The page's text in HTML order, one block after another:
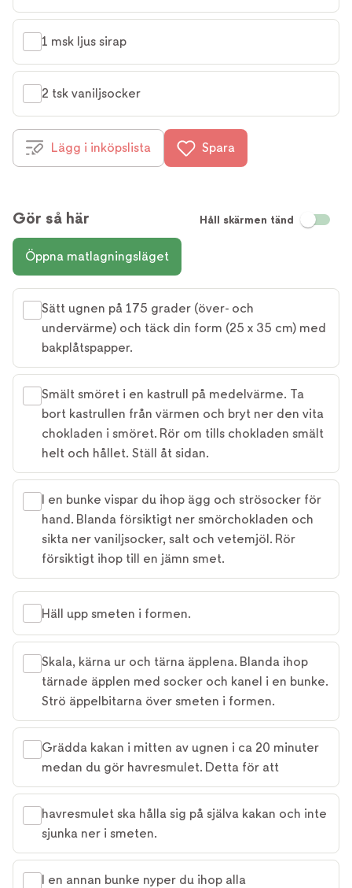
1 msk ljus sirap
2 tsk vaniljsocker
Lägg i inköpslista Spara
Gör så här Håll skärmen tänd
Öppna matlagningsläget
Sätt ugnen på 175 grader (över- och
undervärme) och täck din form (25 x 35 cm) med
bakplåtspapper.
Smält smöret i en kastrull på medelvärme. Ta
bort kastrullen från värmen och bryt ner den vita
chokladen i smöret. Rör om tills chokladen smält
helt och hållet. Ställ åt sidan.
I en bunke vispar du ihop ägg och strösocker för
hand. Blanda försiktigt ner smörchokladen och
sikta ner vaniljsocker, salt och vetemjöl. Rör
försiktigt ihop till en jämn smet.
Häll upp smeten i formen.
Skala, kärna ur och tärna äpplena. Blanda ihop
tärnade äpplen med socker och kanel i en bunke.
Strö äppelbitarna över smeten i formen.
Grädda kakan i mitten av ugnen i ca 20 minuter
medan du gör havresmulet. Detta för att
havresmulet ska hålla sig på själva kakan och inte
sjunka ner i smeten.
I en annan bunke nyper du ihop alla